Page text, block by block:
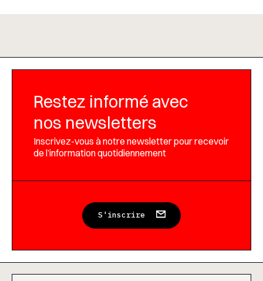
Restez informé avec
nos newsletters
Inscrivez-vous à notre newsletter pour recevoir
de l’information quotidiennement
S'inscrire